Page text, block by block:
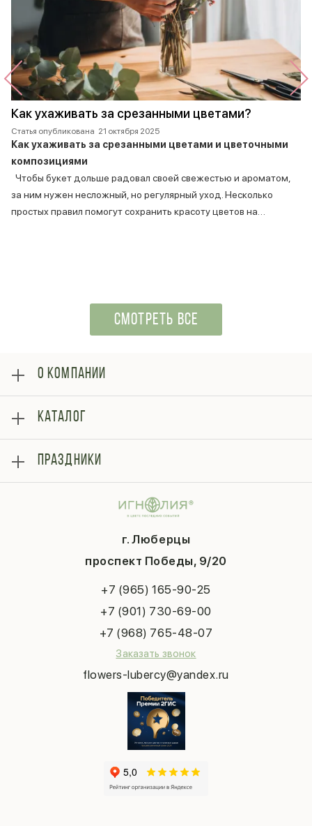
Как ухаживать за срезанными цветами?
Статья опубликована 21 октября 2025
Как ухаживать за срезанными цветами и цветочными
композициями
Чтобы букет дольше радовал своей свежестью и ароматом,
за ним нужен несложный, но регулярный уход. Несколько
простых правил помогут сохранить красоту цветов на…
СМОТРЕТЬ ВСЕ
г. Люберцы
проспект Победы, 9/20
+7 (965) 165-90-25
+7 (901) 730-69-00
+7 (968) 765-48-07
Заказать звонок
flowers-lubercy@yandex.ru
О КОМПАНИИ
Оплата
Отзывы
Блог
Гарантии
Контакты
Публичная оферта
КАТАЛОГ
Букеты
Композиции
ПРАЗДНИКИ
Последний звонок